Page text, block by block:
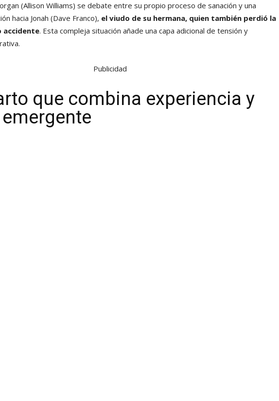
(Allison Williams) se debate entre su propio proceso de sanación y una
hacia Jonah (Dave Franco), el viudo de su hermana, quien también perdió la
accidente. Esta compleja situación añade una capa adicional de tensión y
Publicidad
que combina experiencia y